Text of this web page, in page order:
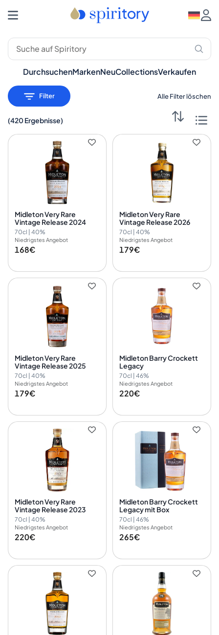
DurchsuchenMarkenNeuCollectionsVerkaufen
Filter Alle Filter löschen
(420 Ergebnisse)
Midleton Very Rare
Vintage Release 2024
70cl | 40%
Niedrigstes Angebot
168€
Midleton Very Rare
Vintage Release 2026
70cl | 40%
Niedrigstes Angebot
179€
Midleton Very Rare
Vintage Release 2025
70cl | 40%
Niedrigstes Angebot
179€
Midleton Barry Crockett
Legacy
70cl | 46%
Niedrigstes Angebot
220€
Midleton Very Rare
Vintage Release 2023
70cl | 40%
Niedrigstes Angebot
220€
Midleton Barry Crockett
Legacy mit Box
70cl | 46%
Niedrigstes Angebot
265€